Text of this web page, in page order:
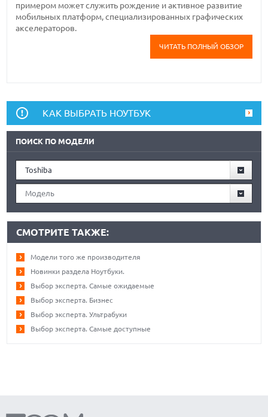
примером может служить рождение и активное развитие
мобильных платформ, специализированных графических
акселераторов.
ЧИТАТЬ ПОЛНЫЙ ОБЗОР
КАК ВЫБРАТЬ НОУТБУК
ПОИСК ПО МОДЕЛИ
Toshiba
Модель
СМОТРИТЕ ТАКЖЕ:
Модели того же производителя
Новинки раздела Ноутбуки.
Выбор эксперта. Самые ожидаемые
Выбор эксперта. Бизнес
Выбор эксперта. Ультрабуки
Выбор эксперта. Самые доступные